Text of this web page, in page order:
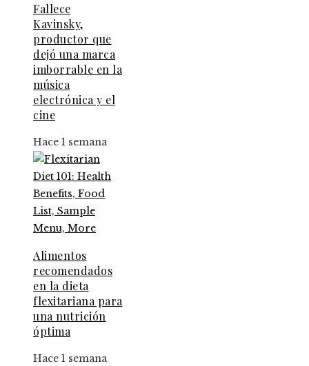
Fallece
Kavinsky,
productor que
dejó una marca
imborrable en la
música
electrónica y el
cine
Hace 1 semana
Alimentos
recomendados
en la dieta
flexitariana para
una nutrición
óptima
Hace 1 semana